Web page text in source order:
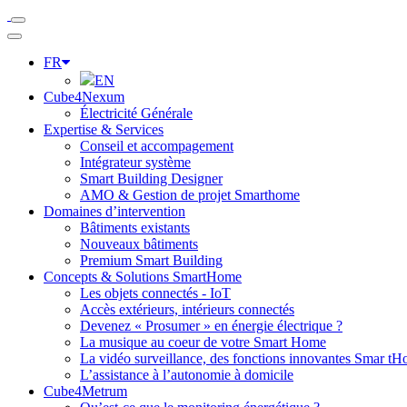
FR
EN
Cube4Nexum
Électricité Générale
Expertise & Services
Conseil et accompagement
Intégrateur système
Smart Building Designer
AMO & Gestion de projet Smarthome
Domaines d’intervention
Bâtiments existants
Nouveaux bâtiments
Premium Smart Building
Concepts & Solutions SmartHome
Les objets connectés - IoT
Accès extérieurs, intérieurs connectés
Devenez « Prosumer » en énergie électrique ?
La musique au coeur de votre Smart Home
La vidéo surveillance, des fonctions innovantes Smar
L’assistance à l’autonomie à domicile
Cube4Metrum